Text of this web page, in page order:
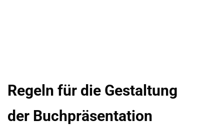
Regeln für die Gestaltung
der Buchpräsentation